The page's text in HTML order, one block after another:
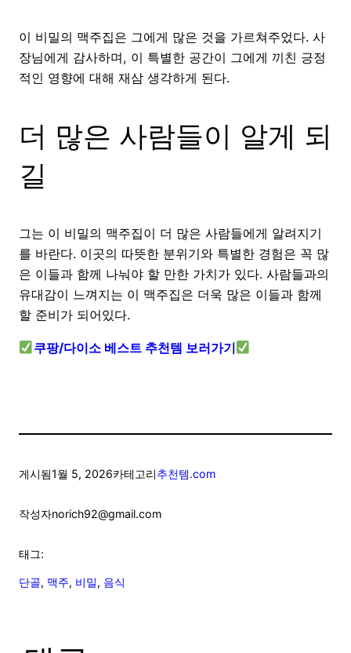
이 비밀의 맥주집은 그에게 많은 것을 가르쳐주었다. 사
장님에게 감사하며, 이 특별한 공간이 그에게 끼친 긍정
적인 영향에 대해 재삼 생각하게 된다.
더 많은 사람들이 알게 되
길
그는 이 비밀의 맥주집이 더 많은 사람들에게 알려지기
를 바란다. 이곳의 따뜻한 분위기와 특별한 경험은 꼭 많
은 이들과 함께 나눠야 할 만한 가치가 있다. 사람들과의
유대감이 느껴지는 이 맥주집은 더욱 많은 이들과 함께
할 준비가 되어있다.
쿠팡/다이소 베스트 추천템 보러가기
게시됨1월 5, 2026카테고리추천템.com
작성자norich92@gmail.com
태그:
단골, 맥주, 비밀, 음식